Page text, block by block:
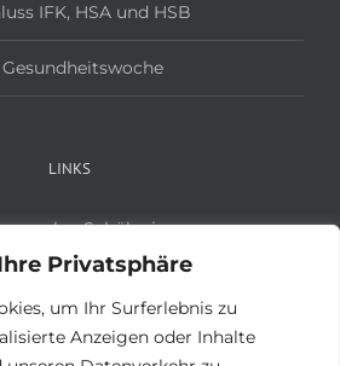
Privatsphäre
um Ihr Surferlebnis zu
Anzeigen oder Inhalte
IFK, HSA und HSB
LINKS
Schüler:innen
Lehrer:innen
Betriebe